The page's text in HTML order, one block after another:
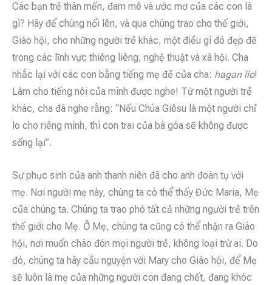
Các bạn trẻ thân mến, đam mê và ước mơ của các con là
gì? Hãy để chúng nổi lên, và qua chúng trao cho thế giới,
Giáo hội, cho những người trẻ khác, một điều gì đó đẹp đẽ
trong các lĩnh vực thiêng liêng, nghệ thuật và xã hội. Cha
nhắc lại với các con bằng tiếng mẹ đẻ của cha: hagan lìo!
Làm cho tiếng nói của mình được nghe! Từ một người trẻ
khác, cha đã nghe rằng: “Nếu Chúa Giêsu là một người chỉ
lo cho riêng mình, thì con trai của bà góa sẽ không được
sống lại”.
Sự phục sinh của anh thanh niên đã cho anh đoàn tụ với
mẹ. Nơi người mẹ này, chúng ta có thể thấy Đức Maria, Mẹ
của chúng ta. Chúng ta trao phó tất cả những người trẻ trên
thế giới cho Mẹ. Ở Mẹ, chúng ta cũng có thể nhận ra Giáo
hội, nơi muốn chào đón mọi người trẻ, không loại trừ ai. Do
đó, chúng ta hãy cầu nguyện với Mary cho Giáo hội, để Mẹ
sẽ luôn là mẹ của những người con đang chết, đang khóc